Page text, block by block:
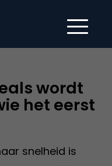
wordt
het eerst
snelheid is